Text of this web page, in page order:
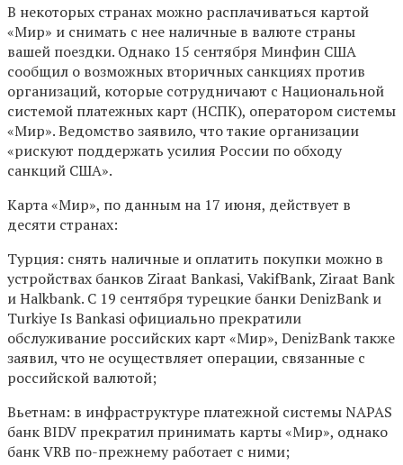
В некоторых странах можно расплачиваться картой
«Мир» и снимать с нее наличные в валюте страны
вашей поездки. Однако 15 сентября Минфин США
сообщил о возможных вторичных санкциях против
организаций, которые сотрудничают с Национальной
системой платежных карт (НСПК), оператором системы
«Мир». Ведомство заявило, что такие организации
«рискуют поддержать усилия России по обходу
санкций США».
Карта «Мир», по данным на 17 июня, действует в
десяти странах:
Турция: снять наличные и оплатить покупки можно в
устройствах банков Ziraat Bankasi, VakifBank, Ziraat Bank
и Halkbank. C 19 сентября турецкие банки DenizBank и
Turkiye Is Bankasi официально прекратили
обслуживание российских карт «Мир», DenizBank также
заявил, что не осуществляет операции, связанные с
российской валютой;
Вьетнам: в инфраструктуре платежной системы NAPAS
банк BIDV прекратил принимать карты «Мир», однако
банк VRB по-прежнему работает с ними;